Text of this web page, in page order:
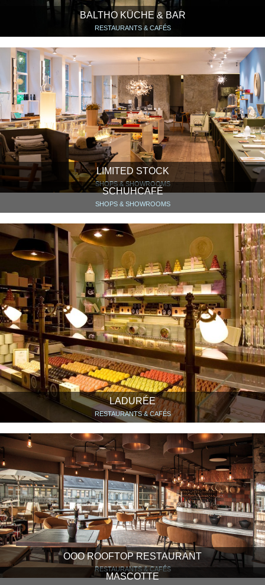
BALTHO KÜCHE & BAR
RESTAURANTS & CAFÉS
LIMITED STOCK
SHOPS & SHOWROOMS
SCHUHCAFÉ
SHOPS & SHOWROOMS
LADURÉE
RESTAURANTS & CAFÉS
OOO ROOFTOP RESTAURANT
RESTAURANTS & CAFÉS
MASCOTTE